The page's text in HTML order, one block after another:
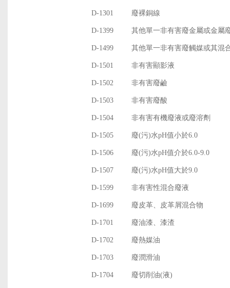
D-1301 廢裸銅線
D-1399 其他單一非有害廢金屬或金屬
D-1499 其他單一非有害廢觸媒或其混
D-1501 非有害顯影液
D-1502 非有害廢鹼
D-1503 非有害廢酸
D-1504 非有害有機廢液或廢溶劑
D-1505 廢(污)水pH值小於6.0
D-1506 廢(污)水pH值介於6.0-9.0
D-1507 廢(污)水pH值大於9.0
D-1599 非有害性混合廢液
D-1699 廢皮革、皮革屑混合物
D-1701 廢油漆、漆渣
D-1702 廢熱媒油
D-1703 廢潤滑油
D-1704 廢切削油(液)